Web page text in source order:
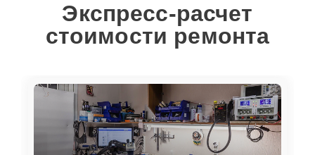
Экспресс-расчет
стоимости ремонта